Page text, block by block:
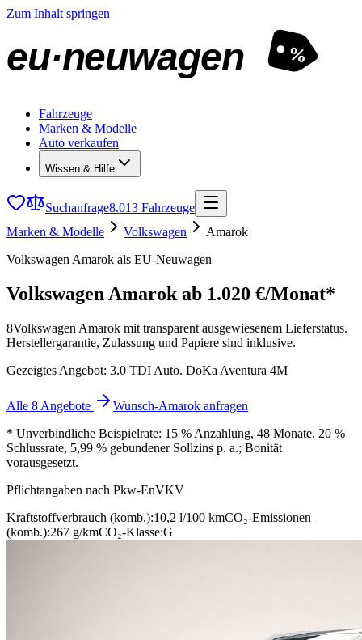
Zum Inhalt springen
eu·neuwagen %
Fahrzeuge
Marken & Modelle
Auto verkaufen
Wissen & Hilfe
Suchanfrage8.013 Fahrzeuge
Marken & Modelle
Volkswagen
Amarok
Volkswagen Amarok als EU-Neuwagen
Volkswagen Amarokab 1.020 €/Monat*
8Volkswagen Amarok mit transparent ausgewiesenem Lieferstatus.
Herstellergarantie, Zulassung und Papiere sind inklusive.
Gezeigtes Angebot: 3.0 TDI Auto. DoKa Aventura 4M
Alle 8 Angebote
Wunsch-Amarok anfragen
* Unverbindliche Beispielrate: 15 % Anzahlung, 48 Monate, 20 %
Schlussrate, 5,99 % gebundener Sollzins p. a.; Bonität
vorausgesetzt.
Pflichtangaben nach Pkw-EnVKV
Kraftstoffverbrauch (komb.):10,2 l/100 kmCO₂-Emissionen
(komb.):267 g/kmCO₂-Klasse:G